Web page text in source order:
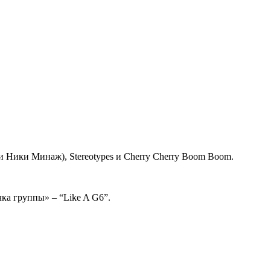
Ники Минаж), Stereotypes и Cherry Cherry Boom Boom.
группы» – “Like A G6”.